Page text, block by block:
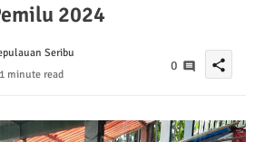
2024
Seribu
1 minute read
0 share